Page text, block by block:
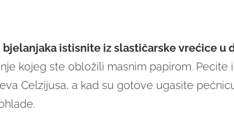
istisnite iz slastičarske vrećice u
kojeg ste obložili masnim papirom. Pecite
Celzijusa, a kad su gotove ugasite